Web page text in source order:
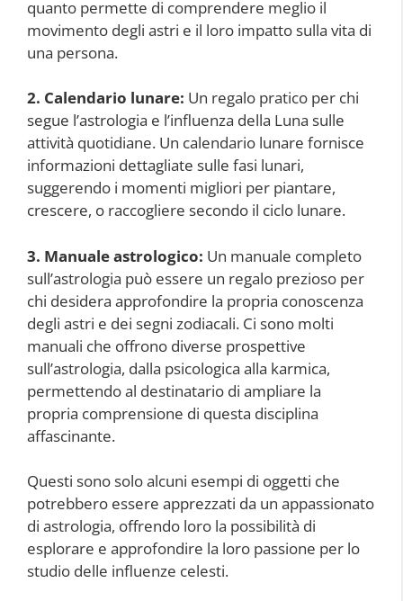
quanto permette di comprendere meglio il
movimento degli astri e il loro impatto sulla vita di
una persona.
2. Calendario lunare: Un regalo pratico per chi
segue l’astrologia e l’influenza della Luna sulle
attività quotidiane. Un calendario lunare fornisce
informazioni dettagliate sulle fasi lunari,
suggerendo i momenti migliori per piantare,
crescere, o raccogliere secondo il ciclo lunare.
3. Manuale astrologico: Un manuale completo
sull’astrologia può essere un regalo prezioso per
chi desidera approfondire la propria conoscenza
degli astri e dei segni zodiacali. Ci sono molti
manuali che offrono diverse prospettive
sull’astrologia, dalla psicologica alla karmica,
permettendo al destinatario di ampliare la
propria comprensione di questa disciplina
affascinante.
Questi sono solo alcuni esempi di oggetti che
potrebbero essere apprezzati da un appassionato
di astrologia, offrendo loro la possibilità di
esplorare e approfondire la loro passione per lo
studio delle influenze celesti.